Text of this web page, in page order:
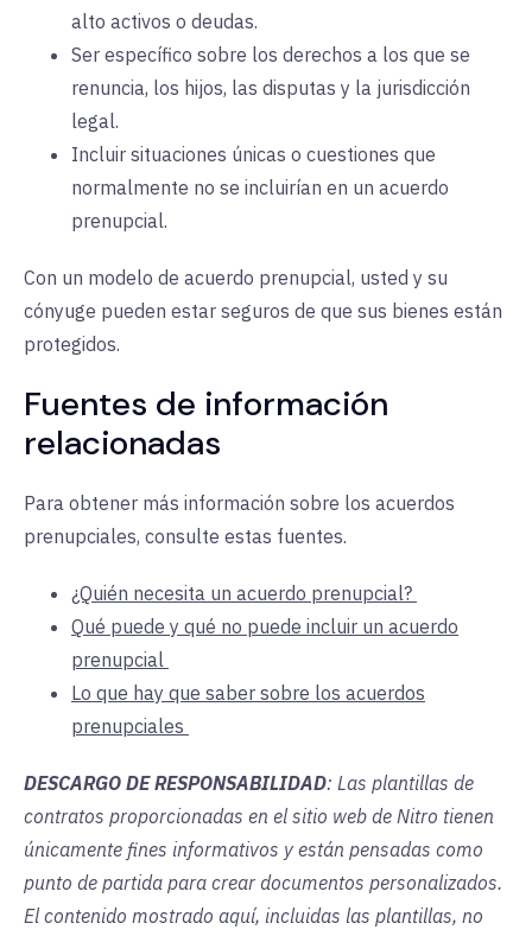
alto activos o deudas.
Ser específico sobre los derechos a los que se
renuncia, los hijos, las disputas y la jurisdicción
legal.
Incluir situaciones únicas o cuestiones que
normalmente no se incluirían en un acuerdo
prenupcial.
Con un modelo de acuerdo prenupcial, usted y su
cónyuge pueden estar seguros de que sus bienes están
protegidos.
Fuentes de información
relacionadas
Para obtener más información sobre los acuerdos
prenupciales, consulte estas fuentes.
¿Quién necesita un acuerdo prenupcial?
Qué puede y qué no puede incluir un acuerdo
prenupcial
Lo que hay que saber sobre los acuerdos
prenupciales
DESCARGO DE RESPONSABILIDAD: Las plantillas de
contratos proporcionadas en el sitio web de Nitro tienen
únicamente fines informativos y están pensadas como
punto de partida para crear documentos personalizados.
El contenido mostrado aquí, incluidas las plantillas, no